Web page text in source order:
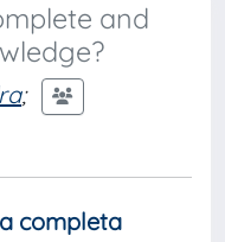
and
;
completa